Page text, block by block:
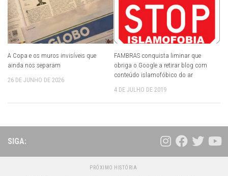
A Copa e os muros invisíveis que
ainda nos separam
26 DE JUNHO DE 2026
FAMBRAS conquista liminar que
obriga o Google a retirar blog com
conteúdo islamofóbico do ar
4 DE JULHO DE 2019
SIGA:
PRÓXIMO HISTÓRIA